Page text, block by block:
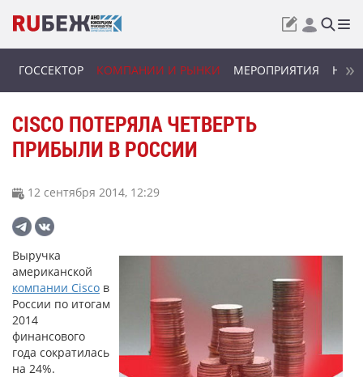
ГОССЕКТОР КОМПАНИИ И РЫНКИ МЕРОПРИЯТИЯ
CISCO ПОТЕРЯЛА ЧЕТВЕРТЬ
ПРИБЫЛИ В РОССИИ
12 сентября 2014, 12:29
Выручка
американской
компании Cisco в
России по итогам
2014
финансового
года сократилась
на 24%.